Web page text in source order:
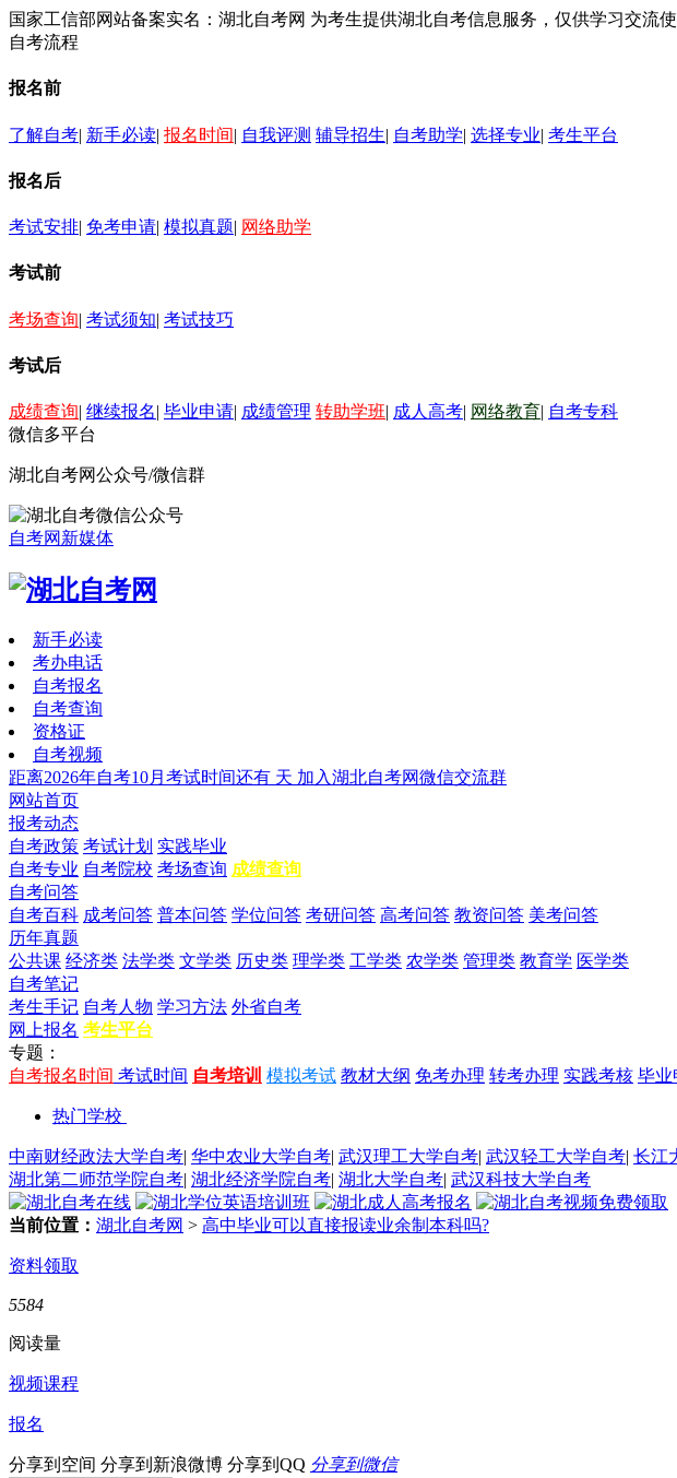
国家工信部网站备案实名：湖北自考网 为考生提供湖北自考信息服务，仅供学习交流
自考流程
报名前
了解自考| 新手必读| 报名时间| 自我评测 辅导招生| 自考助学| 选择专业| 考生平台
报名后
考试安排| 免考申请| 模拟真题| 网络助学
考试前
考场查询| 考试须知| 考试技巧
考试后
成绩查询| 继续报名| 毕业申请| 成绩管理 转助学班| 成人高考| 网络教育| 自考专科
微信多平台
湖北自考网公众号/微信群
自考网新媒体
新手必读
考办电话
自考报名
自考查询
资格证
自考视频
距离2026年自考10月考试时间还有 天 加入湖北自考网微信交流群
网站首页
报考动态
自考政策 考试计划 实践毕业
自考专业 自考院校 考场查询 成绩查询
自考问答
自考百科 成考问答 普本问答 学位问答 考研问答 高考问答 教资问答 美考问答
历年真题
公共课 经济类 法学类 文学类 历史类 理学类 工学类 农学类 管理类 教育学 医学类
自考笔记
考生手记 自考人物 学习方法 外省自考
网上报名 考生平台
专题：
自考报名时间 考试时间 自考培训 模拟考试 教材大纲 免考办理 转考办理 实践考核 毕业
热门学校
中南财经政法大学自考| 华中农业大学自考| 武汉理工大学自考| 武汉轻工大学自考| 长江
湖北第二师范学院自考| 湖北经济学院自考| 湖北大学自考| 武汉科技大学自考
当前位置： 湖北自考网 > 高中毕业可以直接报读业余制本科吗?
资料领取
5584
阅读量
视频课程
报名
分享到空间 分享到新浪微博 分享到QQ 分享到微信